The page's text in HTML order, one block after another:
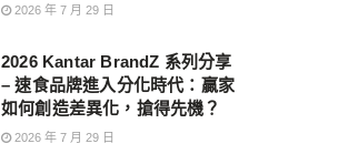
2026 年 7 月 29 日
2026 Kantar BrandZ 系列分享
– 速食品牌進入分化時代：贏家
如何創造差異化，搶得先機？
2026 年 7 月 29 日